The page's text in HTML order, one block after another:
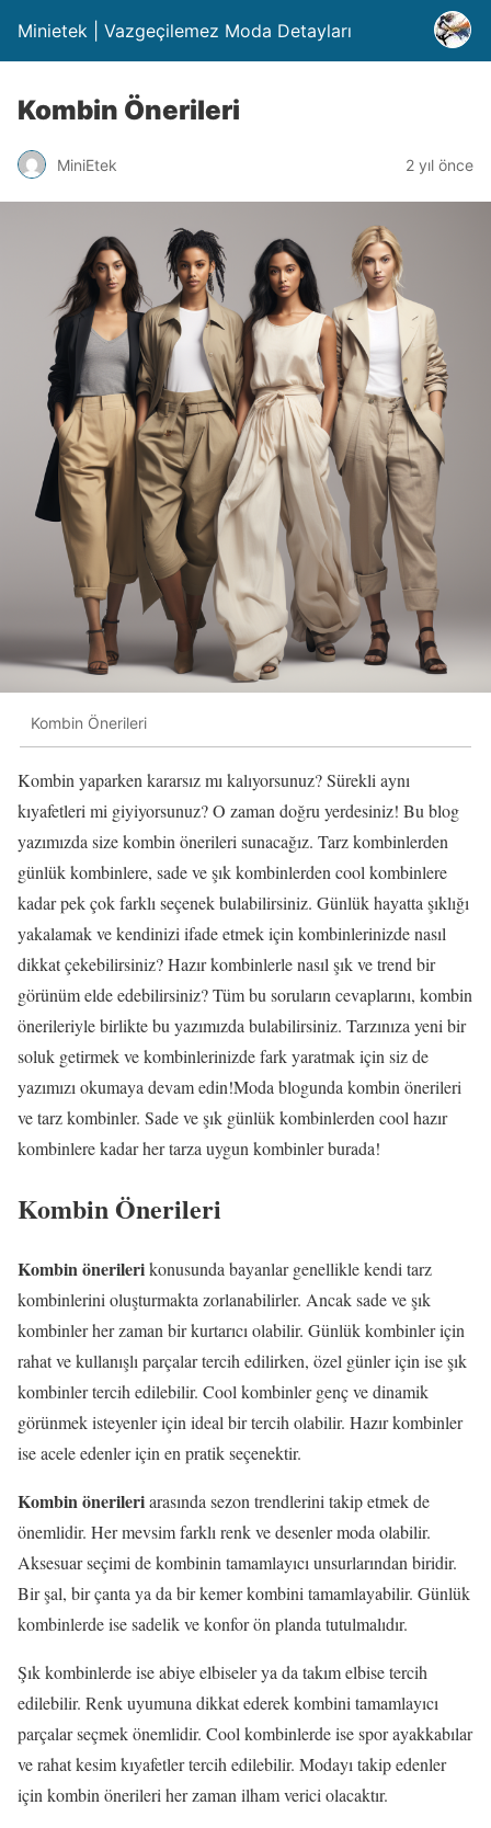
Minietek | Vazgeçilemez Moda Detayları
Kombin Önerileri
MiniEtek 2 yıl önce
Kombin Önerileri
Kombin yaparken kararsız mı kalıyorsunuz? Sürekli aynı
kıyafetleri mi giyiyorsunuz? O zaman doğru yerdesiniz! Bu blog
yazımızda size kombin önerileri sunacağız. Tarz kombinlerden
günlük kombinlere, sade ve şık kombinlerden cool kombinlere
kadar pek çok farklı seçenek bulabilirsiniz. Günlük hayatta şıklığı
yakalamak ve kendinizi ifade etmek için kombinlerinizde nasıl
dikkat çekebilirsiniz? Hazır kombinlerle nasıl şık ve trend bir
görünüm elde edebilirsiniz? Tüm bu soruların cevaplarını, kombin
önerileriyle birlikte bu yazımızda bulabilirsiniz. Tarzınıza yeni bir
soluk getirmek ve kombinlerinizde fark yaratmak için siz de
yazımızı okumaya devam edin!Moda blogunda kombin önerileri
ve tarz kombinler. Sade ve şık günlük kombinlerden cool hazır
kombinlere kadar her tarza uygun kombinler burada!
Kombin Önerileri
Kombin önerilerikonusunda bayanlar genellikle kendi tarz
kombinlerini oluşturmakta zorlanabilirler. Ancak sade ve şık
kombinler her zaman bir kurtarıcı olabilir. Günlük kombinler için
rahat ve kullanışlı parçalar tercih edilirken, özel günler için ise şık
kombinler tercih edilebilir. Cool kombinler genç ve dinamik
görünmek isteyenler için ideal bir tercih olabilir. Hazır kombinler
ise acele edenler için en pratik seçenektir.
Kombin önerileriarasında sezon trendlerini takip etmek de
önemlidir. Her mevsim farklı renk ve desenler moda olabilir.
Aksesuar seçimi de kombinin tamamlayıcı unsurlarından biridir.
Bir şal, bir çanta ya da bir kemer kombini tamamlayabilir. Günlük
kombinlerde ise sadelik ve konfor ön planda tutulmalıdır.
Şık kombinlerde ise abiye elbiseler ya da takım elbise tercih
edilebilir. Renk uyumuna dikkat ederek kombini tamamlayıcı
parçalar seçmek önemlidir. Cool kombinlerde ise spor ayakkabılar
ve rahat kesim kıyafetler tercih edilebilir. Modayı takip edenler
için kombin önerileri her zaman ilham verici olacaktır.